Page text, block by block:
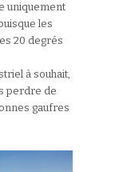
uniquement
les
20 degrés
à souhait,
perdre de
gaufres